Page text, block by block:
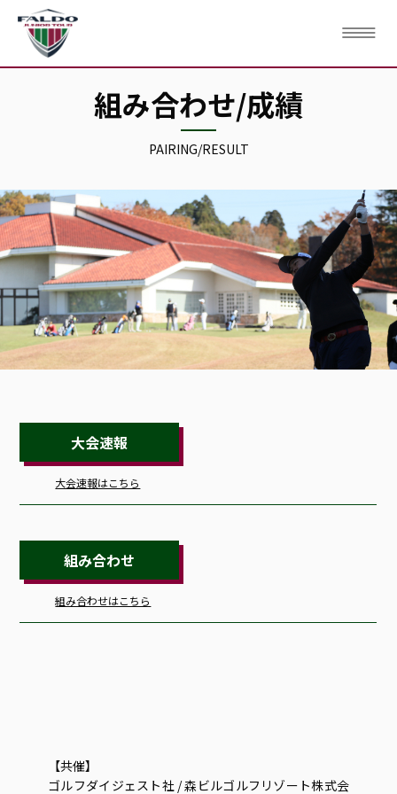
組み合わせ/成績
PAIRING/RESULT
大会速報
大会速報はこちら
組み合わせ
組み合わせはこちら
【共催】
ゴルフダイジェスト社 / 森ビルゴルフリゾート株式会